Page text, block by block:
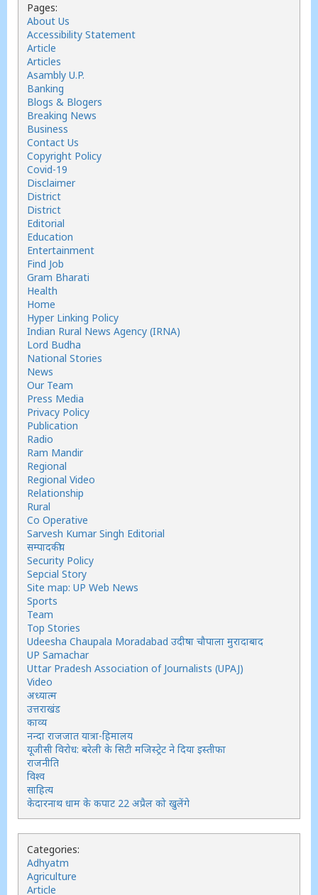
Pages:
About Us
Accessibility Statement
Article
Articles
Asambly U.P.
Banking
Blogs & Blogers
Breaking News
Business
Contact Us
Copyright Policy
Covid-19
Disclaimer
District
District
Editorial
Education
Entertainment
Find Job
Gram Bharati
Health
Home
Hyper Linking Policy
Indian Rural News Agency (IRNA)
Lord Budha
National Stories
News
Our Team
Press Media
Privacy Policy
Publication
Radio
Ram Mandir
Regional
Regional Video
Relationship
Rural
Co Operative
Sarvesh Kumar Singh Editorial
सम्पादकीय
Security Policy
Sepcial Story
Site map: UP Web News
Sports
Team
Top Stories
Udeesha Chaupala Moradabad उदीषा चौपाला मुरादाबाद
UP Samachar
Uttar Pradesh Association of Journalists (UPAJ)
Video
अध्यात्म
उत्तराखंड
काव्य
नन्दा राजजात यात्रा-हिमालय
यूजीसी विरोध: बरेली के सिटी मजिस्ट्रेट ने दिया इस्तीफा
राजनीति
विश्व
साहित्य
केदारनाथ धाम के कपाट 22 अप्रैल को खुलेंगे
Categories:
Adhyatm
Agriculture
Article